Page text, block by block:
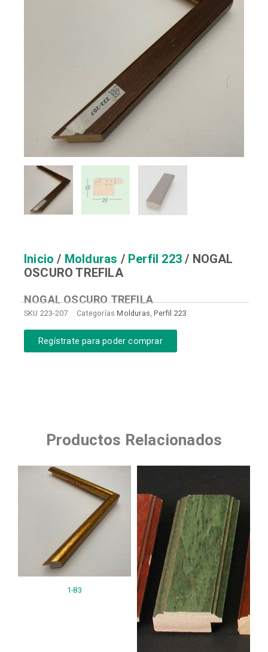
Inicio / Molduras / Perfil 223 / NOGAL
OSCURO TREFILA
NOGAL OSCURO TREFILA
SKU 223-207 Categorías Molduras,Perfil 223
Regístrate para poder comprar
Productos Relacionados
1-83